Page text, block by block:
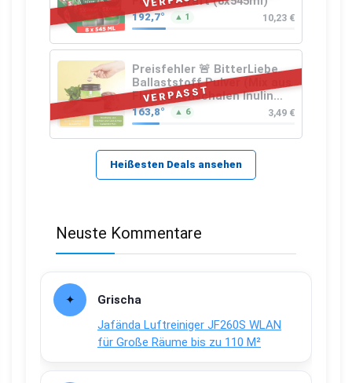
192,7° ▲ 1 10,23 €
VERPASST
Preisfehler 🚨 BitterLiebe
Ballaststoff Pulver (Mix aus
Flohsamenschalen Inulin
(Präbiotika) Leinsamen &
Apfelfaser)
163,8° ▲ 6 3,49 €
Heißesten Deals ansehen
Neuste Kommentare
Grischa
Jafända Luftreiniger JF260S WLAN
für Große Räume bis zu 110 M²